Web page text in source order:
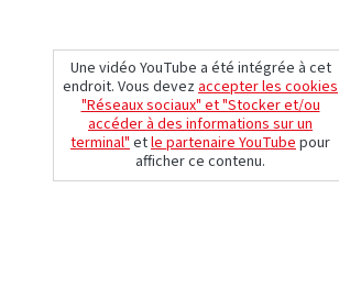
Une vidéo YouTube a été intégrée à cet
endroit. Vous devezaccepter les cookies
"Réseaux sociaux" et "Stocker et/ou
accéder à des informations sur un
terminal"etle partenaire YouTubepour
afficher ce contenu.